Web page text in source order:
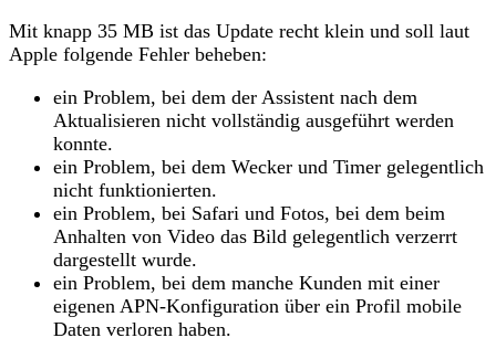
Mit knapp 35 MB ist das Update recht klein und soll laut
Apple folgende Fehler beheben:
ein Problem, bei dem der Assistent nach dem
Aktualisieren nicht vollständig ausgeführt werden
konnte.
ein Problem, bei dem Wecker und Timer gelegentlich
nicht funktionierten.
ein Problem, bei Safari und Fotos, bei dem beim
Anhalten von Video das Bild gelegentlich verzerrt
dargestellt wurde.
ein Problem, bei dem manche Kunden mit einer
eigenen APN-Konfiguration über ein Profil mobile
Daten verloren haben.